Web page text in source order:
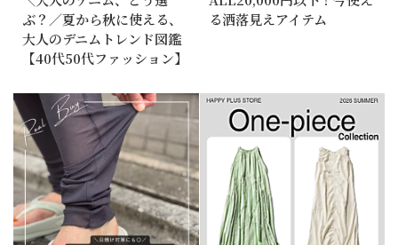
ぶ？／夏から秋に使える、
大人のデニムトレンド図鑑
【40代50代ファッション】
る洒落見えアイテム